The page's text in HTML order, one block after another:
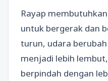
Rayap
untuk bergerak dan
turun, udara
menjadi lebih
berpindah dengan